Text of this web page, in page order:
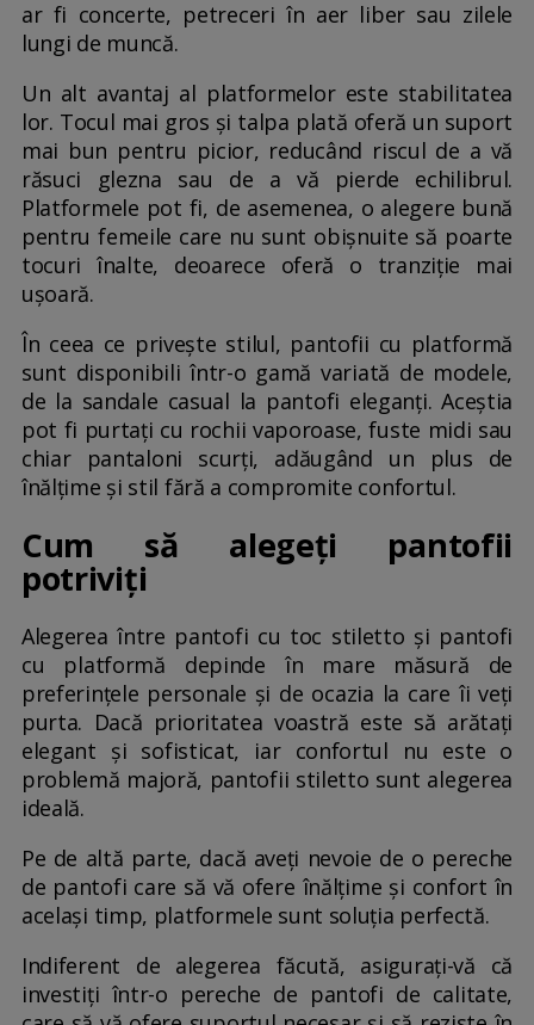
ar fi concerte, petreceri în aer liber sau zilele
lungi de muncă.
Un alt avantaj al platformelor este stabilitatea
lor. Tocul mai gros și talpa plată oferă un suport
mai bun pentru picior, reducând riscul de a vă
răsuci glezna sau de a vă pierde echilibrul.
Platformele pot fi, de asemenea, o alegere bună
pentru femeile care nu sunt obișnuite să poarte
tocuri înalte, deoarece oferă o tranziție mai
ușoară.
În ceea ce privește stilul, pantofii cu platformă
sunt disponibili într-o gamă variată de modele,
de la sandale casual la pantofi eleganți. Aceștia
pot fi purtați cu rochii vaporoase, fuste midi sau
chiar pantaloni scurți, adăugând un plus de
înălțime și stil fără a compromite confortul.
Cum să alegeți pantofii
potriviți
Alegerea între pantofi cu toc stiletto și pantofi
cu platformă depinde în mare măsură de
preferințele personale și de ocazia la care îi veți
purta. Dacă prioritatea voastră este să arătați
elegant și sofisticat, iar confortul nu este o
problemă majoră, pantofii stiletto sunt alegerea
ideală.
Pe de altă parte, dacă aveți nevoie de o pereche
de pantofi care să vă ofere înălțime și confort în
același timp, platformele sunt soluția perfectă.
Indiferent de alegerea făcută, asigurați-vă că
investiți într-o pereche de pantofi de calitate,